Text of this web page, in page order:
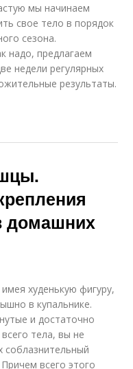
мы начинаем
свое тело в порядок
сезона.
надо, предлагаем
недели регулярных
результаты.
домашних
худенькую фигуру,
в купальнике.
и достаточно
тела, вы не
соблазнительный
всего этого